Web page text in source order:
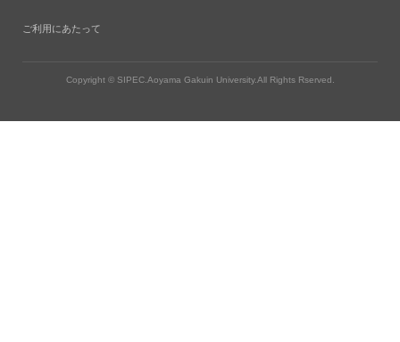
ご利用にあたって
Copyright © SIPEC.Aoyama Gakuin University.All Rights Rserved.